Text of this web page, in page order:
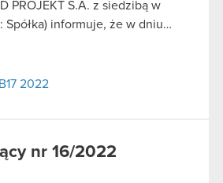
PROJEKT S.A. z siedzibą w
Spółka) informuje, że w dniu…
2022
nr 16/2022